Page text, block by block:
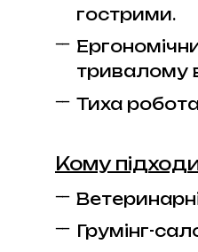
гострими.
тривалому
Тиха
Кому
Ветеринарні
Грумінг-